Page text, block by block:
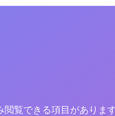
閲覧できる項目がありま